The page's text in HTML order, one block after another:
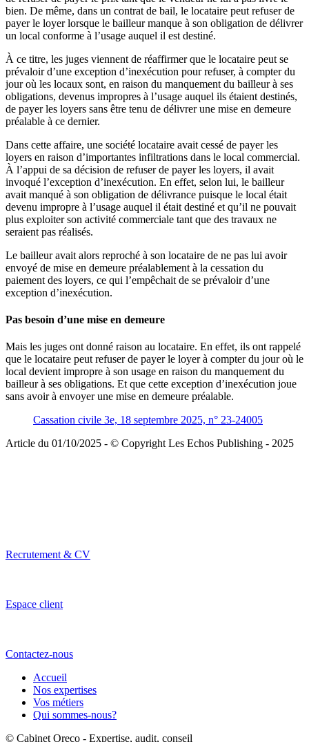
bien. De même, dans un contrat de bail, le locataire peut refuser de
payer le loyer lorsque le bailleur manque à son obligation de délivrer
un local conforme à l’usage auquel il est destiné.
À ce titre, les juges viennent de réaffirmer que le locataire peut se
prévaloir d’une exception d’inexécution pour refuser, à compter du
jour où les locaux sont, en raison du manquement du bailleur à ses
obligations, devenus impropres à l’usage auquel ils étaient destinés,
de payer les loyers sans être tenu de délivrer une mise en demeure
préalable à ce dernier.
Dans cette affaire, une société locataire avait cessé de payer les
loyers en raison d’importantes infiltrations dans le local commercial.
À l’appui de sa décision de refuser de payer les loyers, il avait
invoqué l’exception d’inexécution. En effet, selon lui, le bailleur
avait manqué à son obligation de délivrance puisque le local était
devenu impropre à l’usage auquel il était destiné et qu’il ne pouvait
plus exploiter son activité commerciale tant que des travaux ne
seraient pas réalisés.
Le bailleur avait alors reproché à son locataire de ne pas lui avoir
envoyé de mise en demeure préalablement à la cessation du
paiement des loyers, ce qui l’empêchait de se prévaloir d’une
exception d’inexécution.
Pas besoin d’une mise en demeure
Mais les juges ont donné raison au locataire. En effet, ils ont rappelé
que le locataire peut refuser de payer le loyer à compter du jour où le
local devient impropre à son usage en raison du manquement du
bailleur à ses obligations. Et que cette exception d’inexécution joue
sans avoir à envoyer une mise en demeure préalable.
Cassation civile 3e, 18 septembre 2025, n° 23-24005
Article du 01/10/2025 - © Copyright Les Echos Publishing - 2025
Recrutement & CV
Espace client
Contactez-nous
Accueil
Nos expertises
Vos métiers
Qui sommes-nous?
© Cabinet Oreco - Expertise, audit, conseil